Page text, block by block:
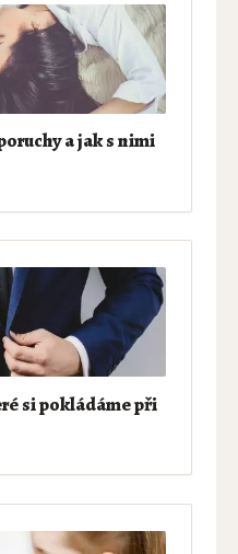
a jak s nimi
si pokládáme při